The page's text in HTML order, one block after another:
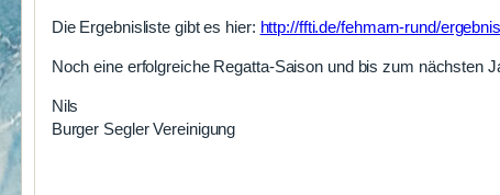
Die Ergebnisliste gibt es hier: http://ffti.de/fehmarn-rund/
Noch eine erfolgreiche Regatta-Saison und bis zum nächsten
Nils
Burger Segler Vereinigung